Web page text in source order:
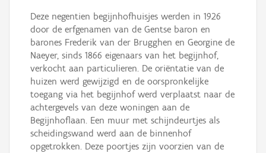
Deze negentien begijnhofhuisjes werden in 1926
door de erfgenamen van de Gentse baron en
barones Frederik van der Brugghen en Georgine de
Naeyer, sinds 1866 eigenaars van het begijnhof,
verkocht aan particulieren. De oriëntatie van de
huizen werd gewijzigd en de oorspronkelijke
toegang via het begijnhof werd verplaatst naar de
achtergevels van deze woningen aan de
Begijnhoflaan. Een muur met schijndeurtjes als
scheidingswand werd aan de binnenhof
opgetrokken. Deze poortjes zijn voorzien van de